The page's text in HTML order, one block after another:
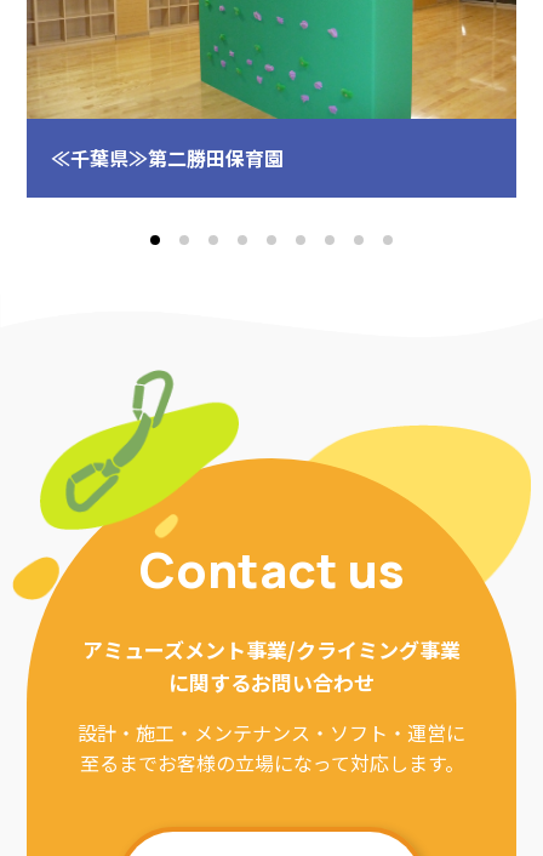
≪千葉県≫第二勝田保育園
Contact us
アミューズメント事業/クライミング事業
に関するお問い合わせ
設計・施工・メンテナンス・ソフト・運営に
至るまでお客様の立場になって対応します。